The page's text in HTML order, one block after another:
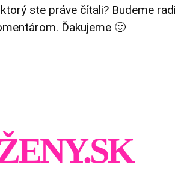
ste práve čítali? Budeme
Ďakujeme 🙂